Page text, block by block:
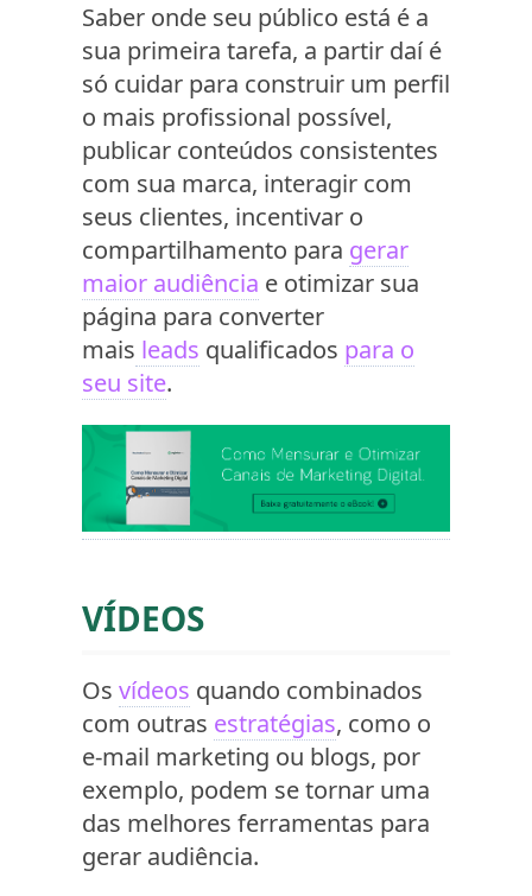
Saber onde seu público está é a
sua primeira tarefa, a partir daí é
só cuidar para construir um perfil
o mais profissional possível,
publicar conteúdos consistentes
com sua marca, interagir com
seus clientes, incentivar o
compartilhamento para gerar
maior audiência e otimizar sua
página para converter
mais leads qualificados para o
seu site.
VÍDEOS
Os vídeos quando combinados
com outras estratégias, como o
e-mail marketing ou blogs, por
exemplo, podem se tornar uma
das melhores ferramentas para
gerar audiência.